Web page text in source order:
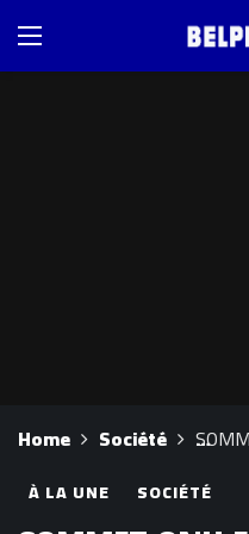
Home Société
À LA UNE SOCIÉTÉ